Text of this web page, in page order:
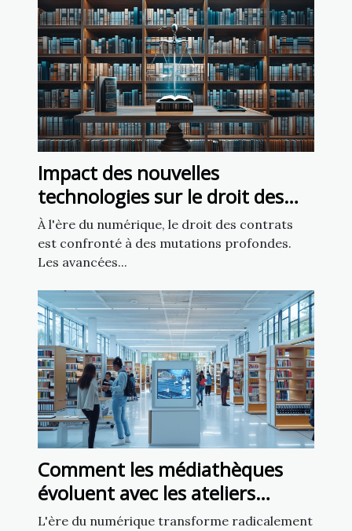
Impact des nouvelles
technologies sur le droit des
contrats
À l'ère du numérique, le droit des contrats
est confronté à des mutations profondes.
Les avancées...
Comment les médiathèques
évoluent avec les ateliers
d'intelligence artificielle
L'ère du numérique transforme radicalement